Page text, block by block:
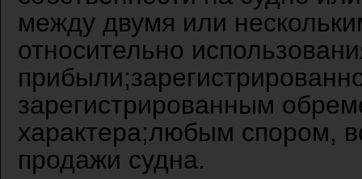
между двумя или
относительно
зарегистрированным
характера;любым спором,
продажи судна.